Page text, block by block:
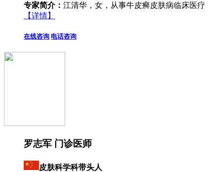
专家简介： 江清华，女，从事牛皮癣皮肤病临床医疗
【详情】
在线咨询 电话咨询
罗志军 门诊医师
皮肤科学科带头人